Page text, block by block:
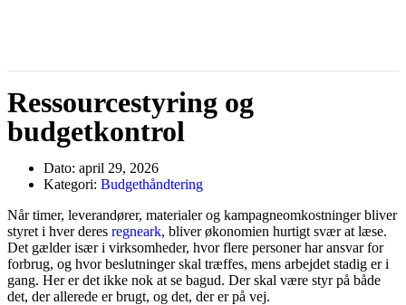
Ressourcestyring og
budgetkontrol
Dato: april 29, 2026
Kategori: Budgethåndtering
Når timer, leverandører, materialer og kampagneomkostninger bliver
styret i hver deres regneark, bliver økonomien hurtigt svær at læse.
Det gælder især i virksomheder, hvor flere personer har ansvar for
forbrug, og hvor beslutninger skal træffes, mens arbejdet stadig er i
gang. Her er det ikke nok at se bagud. Der skal være styr på både
det, der allerede er brugt, og det, der er på vej.